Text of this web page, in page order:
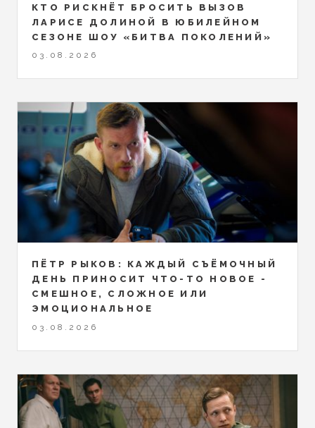
КТО РИСКНЁТ БРОСИТЬ ВЫЗОВ
ЛАРИСЕ ДОЛИНОЙ В ЮБИЛЕЙНОМ
СЕЗОНЕ ШОУ «БИТВА ПОКОЛЕНИЙ»
03.08.2026
ПЁТР РЫКОВ: КАЖДЫЙ СЪЁМОЧНЫЙ
ДЕНЬ ПРИНОСИТ ЧТО-ТО НОВОЕ -
СМЕШНОЕ, СЛОЖНОЕ ИЛИ
ЭМОЦИОНАЛЬНОЕ
03.08.2026